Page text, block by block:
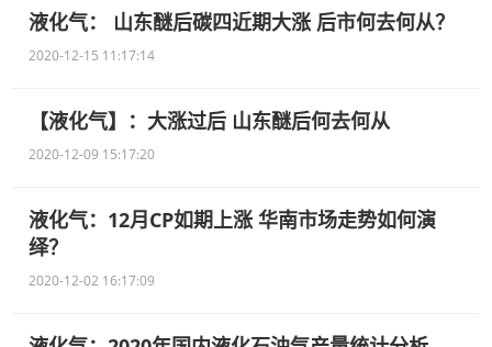
液化气： 山东醚后碳四近期大涨 后市何去何从？
2020-12-15 11:17:14
【液化气】：大涨过后 山东醚后何去何从
2020-12-09 15:17:20
液化气：12月CP如期上涨 华南市场走势如何演
绎？
2020-12-02 16:17:09